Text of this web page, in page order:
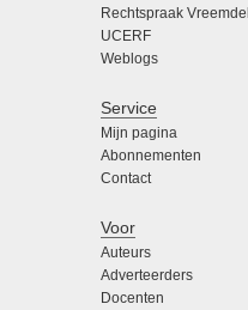
Rechtspraak
UCERF
Weblogs
Service
Mijn pagina
Abonnementen
Contact
Voor
Auteurs
Adverteerders
Docenten